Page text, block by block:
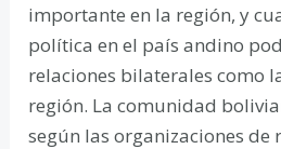
importante en la región, y
política en el país andino
relaciones bilaterales como
región. La comunidad
según las organizaciones de